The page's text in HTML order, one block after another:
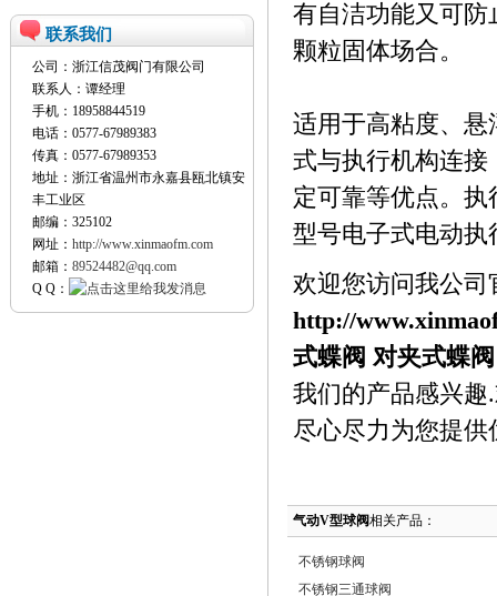
联系我们
公司：浙江信茂阀门有限公司
联系人：谭经理
手机：18958844519
电话：0577-67989383
传真：0577-67989353
地址：浙江省温州市永嘉县瓯北镇安
丰工业区
邮编：325102
网址： http://www.xinmaofm.com
邮箱： 89524482@qq.com
Q Q：
有自洁功能又可
颗粒固体场合。
适用于高粘度、
式与执行机构连
定可靠等优点。执
型号电子式电动
欢迎您访问我公司
http://
式蝶阀 对夹式蝶阀
我们的产品感兴趣
尽心尽力为您提供
气动V型球阀相关产品：
不锈钢球阀
不锈钢三通球阀